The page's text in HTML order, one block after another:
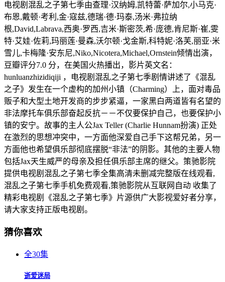
电视剧混乱之子第七季由查理·汉纳姆,凯特蕾·萨加尔,小马克·
布恩,戴顿·考利,金·寇兹,德瑞·德·玛泰,汤米·弗拉纳
根,David,Labrava,西奥·罗西,吉米·斯密茨,希·庞德,肯尼斯·崔,雯
特·艾娃·佐莉,玛丽莲·曼森,沃尔顿·戈金斯,科特妮·洛芙,丽亚·米
雪儿,卡梅隆·安东尼,Niko,Nicotera,Michael,Ornstein倾情出演，
豆瓣评分7.0 分，在美国火热播出，影片英文名：
hunluanzhizidiqiji ，电视剧混乱之子第七季剧情讲述了《混乱
之子》发生在一个虚构的加州小镇（Charming）上，面对毒品
贩子和大型土地开发商的步步紧逼，一家黑白两道皆有名望的
非法摩托车俱乐部奋起反抗－－不仅要保护自己，也要保护小
镇的安宁。故事的主人公Jax Teller (Charlie Hunnam扮演) 正处
在激烈的思想冲突中，一方面他深爱自己手下这帮兄弟，另一
方面他也希望俱乐部彻底摆脱“非法”的阴影。其他的主要人物
包括Jax天生威严的母亲及担任俱乐部主席的继父。策驰影院
提供电视剧混乱之子第七季全集高清未删减完整版在线观看,
混乱之子第七季手机免费观看,策驰影院从互联网自动 收集了
精彩电视剧《混乱之子第七季》片源供广大影视爱好者分享，
请大家支持正版电视剧。
猜你喜欢
全30集
逝爱迷局